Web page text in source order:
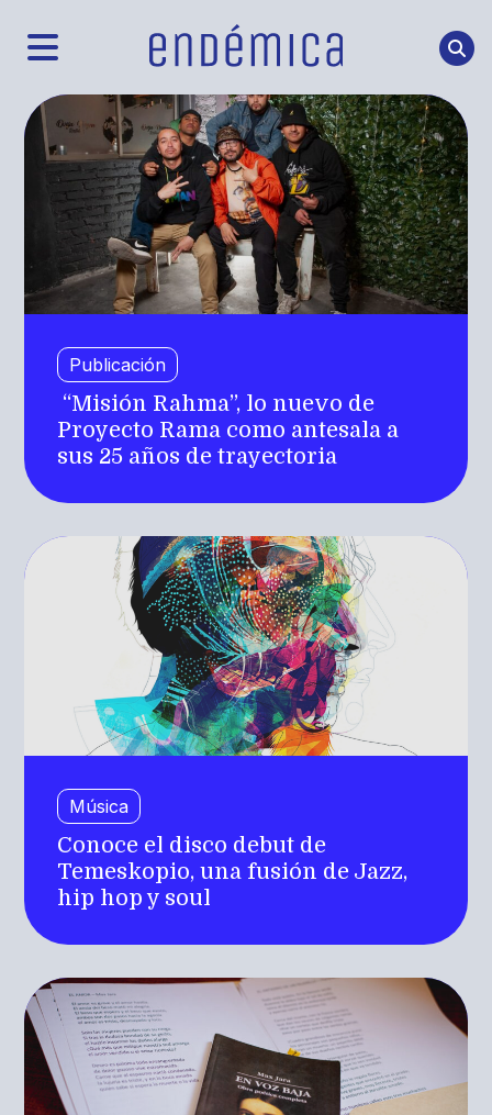
Publicación
“Misión Rahma”, lo nuevo de
Proyecto Rama como antesala a
sus 25 años de trayectoria
Música
Conoce el disco debut de
Temeskopio, una fusión de Jazz,
hip hop y soul